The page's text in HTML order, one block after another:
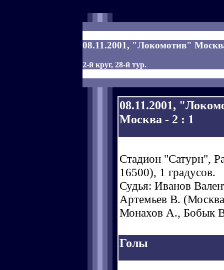
08.11.2001, "Локомотив"
2-й круг, 28-й тур.
08.11.2001,
Москва - 2 : 1
Стадион "Сатурн",
16500), 1 градусов.
Судья: Иванов
Артемьев В.
Монахов А., Бобык
Голы